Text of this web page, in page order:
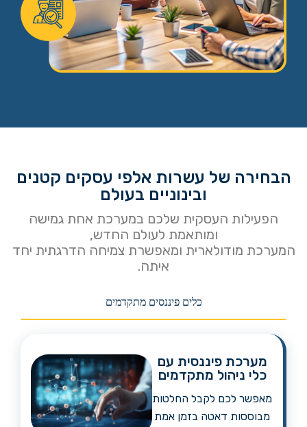
הבחירה של עשרות אלפי עסקים קטנים
ובינוניים בעולם
הפעילות העסקית שלכם במערכת אחת גמישה
ומותאמת לעולם החדש,
המערכת מודולארית ומאפשרת צמיחה הדרגתית יחד
איתה.
כלים פיננסים מתקדמים
מערכת פיננסית עם
כלי ניהול מתקדמים
מאפשר לכם לקבל החלטות
מבוססות דאטה בזמן אמת